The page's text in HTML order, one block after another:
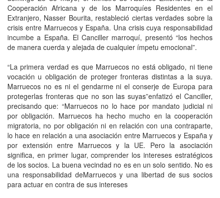
Cooperación Africana y de los Marroquíes Residentes en el
Extranjero, Nasser Bourita, restableció ciertas verdades sobre la
crisis entre Marruecos y España. Una crisis cuya responsabilidad
incumbe a España. El Canciller marroquí, presentó “los hechos
de manera cuerda y alejada de cualquier ímpetu emocional”.
“La primera verdad es que Marruecos no está obligado, ni tiene
vocación u obligación de proteger fronteras distintas a la suya.
Marruecos no es ni el gendarme ni el conserje de Europa para
protegerlas fronteras que no son las suyas”enfatizó el Canciller,
precisando que: “Marruecos no lo hace por mandato judicial ni
por obligación. Marruecos ha hecho mucho en la cooperación
migratoria, no por obligación ni en relación con una contraparte,
lo hace en relación a una asociación entre Marruecos y España y
por extensión entre Marruecos y la UE. Pero la asociación
significa, en primer lugar, comprender los intereses estratégicos
de los socios. La buena vecindad no es en un solo sentido. No es
una responsabilidad deMarruecos y una libertad de sus socios
para actuar en contra de sus intereses